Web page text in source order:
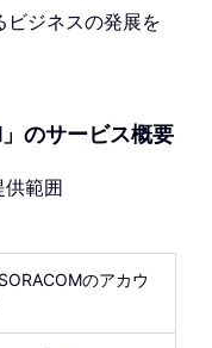
ビジネスの発展を
のサービス概要
供範囲
のアカウ